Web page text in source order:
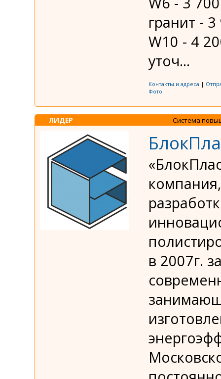
гранит -
W10 - 4
уточ...
Контакты и адреса |
Фото
ЛИДЕР Система
в 2007г.